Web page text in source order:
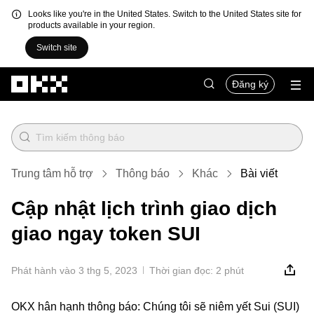
Looks like you're in the United States. Switch to the United States site for
products available in your region.
Switch site
Đăng ký
Trung tâm hỗ trợ Thông báo Khác Bài viết
Cập nhật lịch trình giao dịch
giao ngay token SUI
Phát hành vào 3 thg 5, 2023 Thời gian đọc: 2 phút
OKX hân hạnh thông báo: Chúng tôi sẽ niêm yết Sui (SUI)